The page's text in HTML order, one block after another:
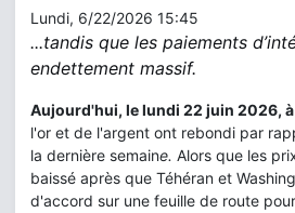
Lundi, 6/22/2026 15:45
...tandis que les paiements
endettement massif.
Aujourd'hui, le lundi 22 juin 2026,
l'or et de l'argent ont rebondi par
la dernière semaine. Alors que les
baissé après que Téhéran et
d'accord sur une feuille de route